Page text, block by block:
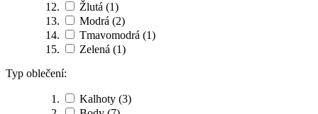
Žlutá (1)
Modrá (2)
Tmavomodrá (1)
Zelená (1)
Typ oblečení:
Kalhoty (3)